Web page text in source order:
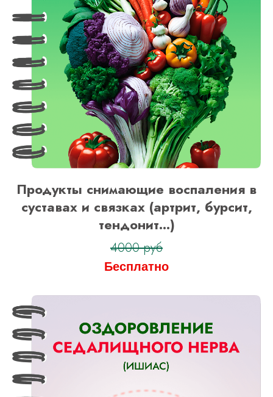
Продукты снимающие воспаления в
суставах и связках (артрит, бурсит,
тендонит...)
4000 руб
Бесплатно